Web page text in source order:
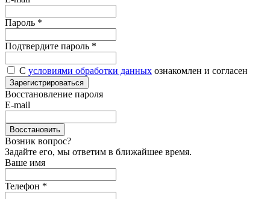
Пароль *
Подтвердите пароль *
С условиями обработки данных ознакомлен и согласен
Зарегистрироваться
Восстановление пароля
E-mail
Восстановить
Возник вопрос?
Задайте его, мы ответим в ближайшее время.
Ваше имя
Телефон *